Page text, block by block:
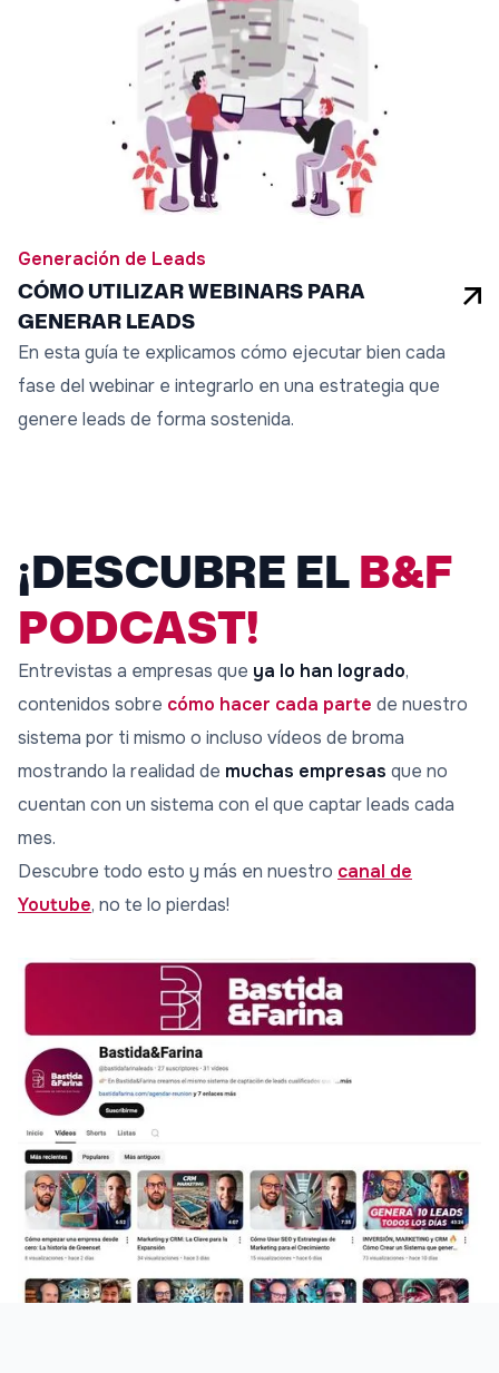
Generación de Leads
CÓMO UTILIZAR WEBINARS PARA
GENERAR LEADS
En esta guía te explicamos cómo ejecutar bien cada
fase del webinar e integrarlo en una estrategia que
genere leads de forma sostenida.
¡DESCUBRE ELB&F
PODCAST!
Entrevistas a empresas que ya lo han logrado,
contenidos sobre cómo hacer cada parte de nuestro
sistema por ti mismo o incluso vídeos de broma
mostrando la realidad de muchas empresas que no
cuentan con un sistema con el que captar leads cada
mes.
Descubre todo esto y más en nuestro canal de
Youtube, no te lo pierdas!